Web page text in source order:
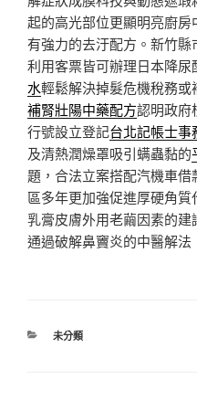
起的高光部位更顯明亮廚房
有強力的去汙配方。新竹
利用客票皆可辦理日本降
水輕鬆解決掉髮危機稅務
補腎壯陽中藥配方認明政府
行號設立登記台北記帳士事
及清熱潤燥罩吸引螨蟲黏的
題，合法立案搭配汽機車借
區多年更加強促進厚硬角質
乳膏皮膚外用老繭因素的建
通過破解鼻竇炎的中醫解法
分
未分類